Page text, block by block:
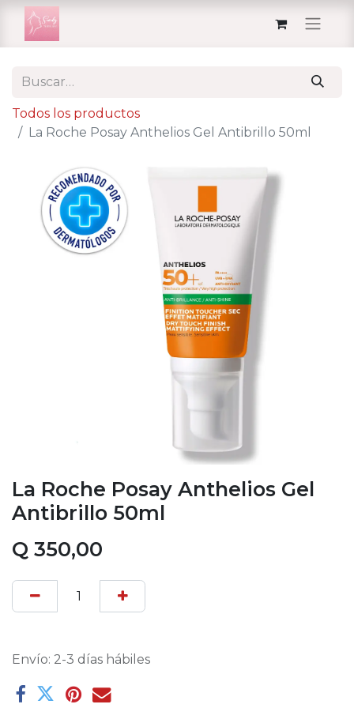
Todos los productos
La Roche Posay Anthelios Gel Antibrillo 50ml
La Roche Posay Anthelios Gel
Antibrillo 50ml
Q 350,00
Envío: 2-3 días hábiles